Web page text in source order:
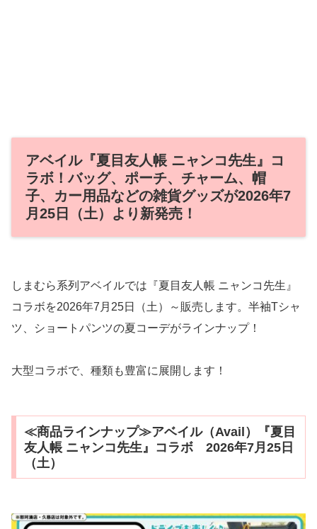
アベイル『夏目友人帳 ニャンコ先生』コ
ラボ！バッグ、ポーチ、チャーム、帽
子、カー用品などの雑貨グッズが2026年7
月25日（土）より新発売！
しまむら系列アベイルでは『夏目友人帳 ニャンコ先生』
コラボを2026年7月25日（土）～販売します。半袖Tシャ
ツ、ショートパンツの夏コーデがラインナップ！
大型コラボで、種類も豊富に展開します！
≪商品ラインナップ≫アベイル（Avail）『夏目
友人帳 ニャンコ先生』コラボ 2026年7月25日
（土）